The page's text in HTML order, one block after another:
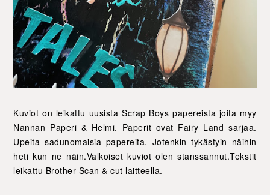
Kuviot on leikattu uusista Scrap Boys papereista joita myy
Nannan Paperi & Helmi. Paperit ovat Fairy Land sarjaa.
Upeita sadunomaisia papereita. Jotenkin tykästyin näihin
heti kun ne näin.Valkoiset kuviot olen stanssannut.Tekstit
leikattu Brother Scan & cut laitteella.